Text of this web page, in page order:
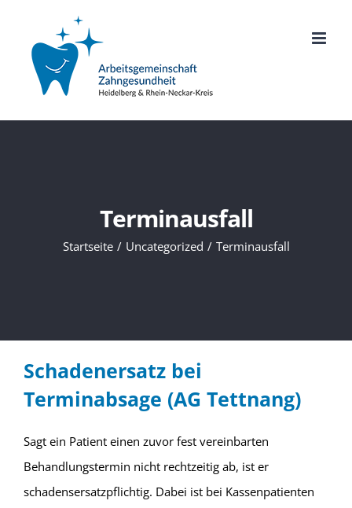
springen
Terminausfall
Startseite Uncategorized Terminausfall
Schadenersatz bei
Terminabsage (AG Tettnang)
Sagt ein Patient einen zuvor fest vereinbarten
Behandlungstermin nicht rechtzeitig ab, ist er
schadensersatzpflichtig. Dabei ist bei Kassenpatienten